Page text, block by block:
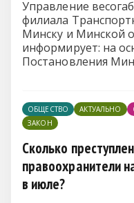
Управление
филиала
Минску и Минской
информирует: на
Постановления
коммуникаций
26 апреля 2025 г. №
перечень
которые не
ограничения
температуре
республиканским
ОБЩЕСТВО АКТУАЛЬНО
ЗАКОН
Сколько
правоохранители
в июле?